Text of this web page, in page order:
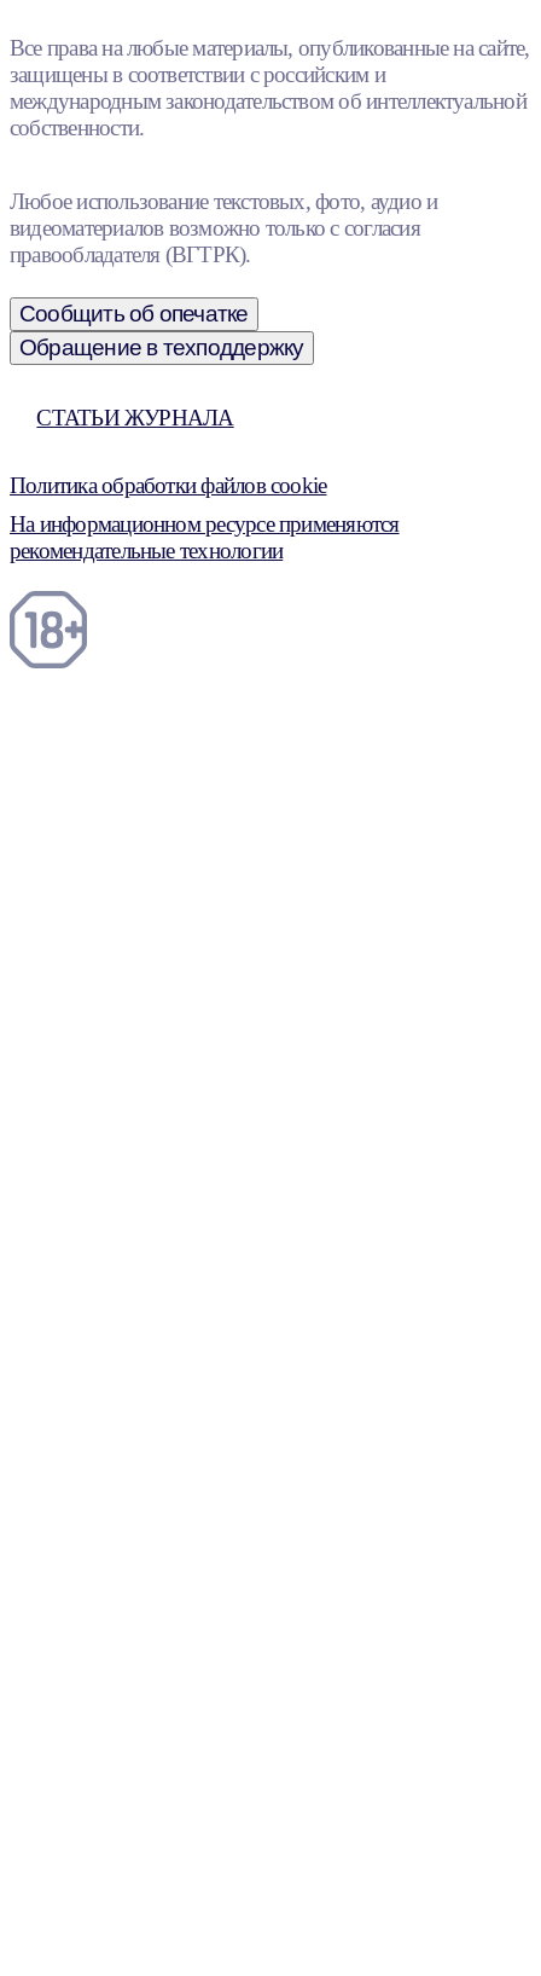
Все права на любые материалы, опубликованные на сайте,
защищены в соответствии с российским и
международным законодательством об интеллектуальной
собственности.
Любое использование текстовых, фото, аудио и
видеоматериалов возможно только с согласия
правообладателя (ВГТРК).
Сообщить об опечатке
Обращение в техподдержку
СТАТЬИ ЖУРНАЛА
Политика обработки файлов cookie
На информационном ресурсе применяются
рекомендательные технологии